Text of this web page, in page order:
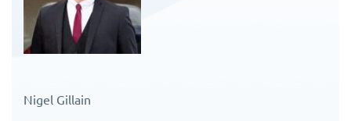
Nigel Gillain